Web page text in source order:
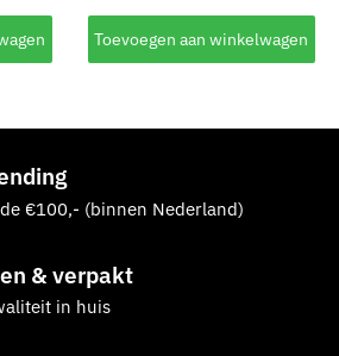
Toevoegen aan winkelwagen
€100,- (binnen Nederland)
& verpakt
in huis